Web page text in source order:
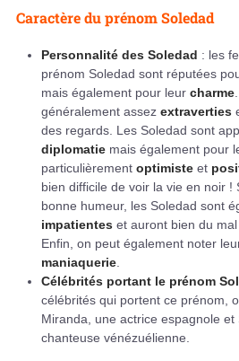
Caractère du prénom Soledad
Personnalité des Soledad : les
prénom Soledad sont réputées
mais également pour leur charme
généralement assez extraverties
des regards. Les Soledad sont
diplomatie mais également pour
particulièrement optimiste et
bien difficile de voir la vie en noir !
bonne humeur, les Soledad sont
impatientes et auront bien du
Enfin, on peut également noter
maniaquerie
Célébrités portant le prénom
célébrités qui portent ce prénom,
Miranda, une actrice espagnole et
chanteuse vénézuélienne.